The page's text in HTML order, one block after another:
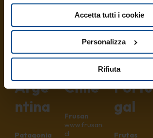
Accetta tutti i cookie
Personalizza
Rifiuta
Partn
er
Arge
ntina
Patagonia
Partn
er
Chile
Frusan
www.frusan.
cl
Partn
er
in
Portu
gal
Frutas